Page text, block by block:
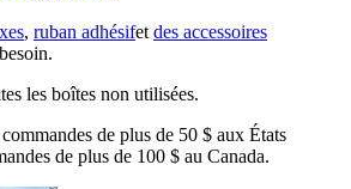
, ruban adhésifetdes accessoires
les boîtes non utilisées.
de plus de 50 $ aux États
de plus de 100 $ au Canada.